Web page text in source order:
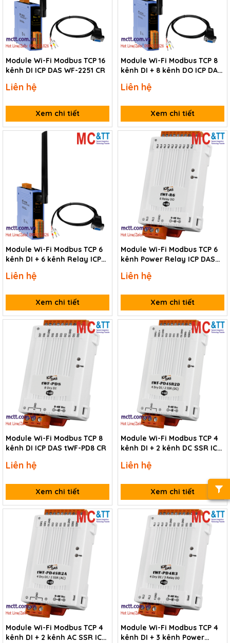
Module Wi-Fi Modbus TCP 16
kênh DI ICP DAS WF-2251 CR
Liên hệ
Xem chi tiết
Module Wi-Fi Modbus TCP 8
kênh DI + 8 kênh DO ICP DAS
Liên hệ
Xem chi tiết
Module Wi-Fi Modbus TCP 6
kênh DI + 6 kênh Relay ICP
Liên hệ
Xem chi tiết
Module Wi-Fi Modbus TCP 6
kênh Power Relay ICP DAS
Liên hệ
Xem chi tiết
Module Wi-Fi Modbus TCP 8
kênh DI ICP DAS tWF-PD8 CR
Liên hệ
Xem chi tiết
Module Wi-Fi Modbus TCP 4
kênh DI + 2 kênh DC SSR ICP
Liên hệ
Xem chi tiết
Module Wi-Fi Modbus TCP 4
kênh DI + 2 kênh AC SSR ICP
Module Wi-Fi Modbus TCP 4
kênh DI + 3 kênh Power